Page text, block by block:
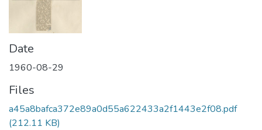
Date
1960-08-29
Files
a45a8bafca372e89a0d55a622433a2f1443e2f08.pdf
(212.11 KB)